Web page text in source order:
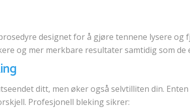
designet for å gjøre tennene lysere
og mer merkbare resultater samtidig som
ditt, men øker også selvtilliten din.
Profesjonell bleking sikrer: